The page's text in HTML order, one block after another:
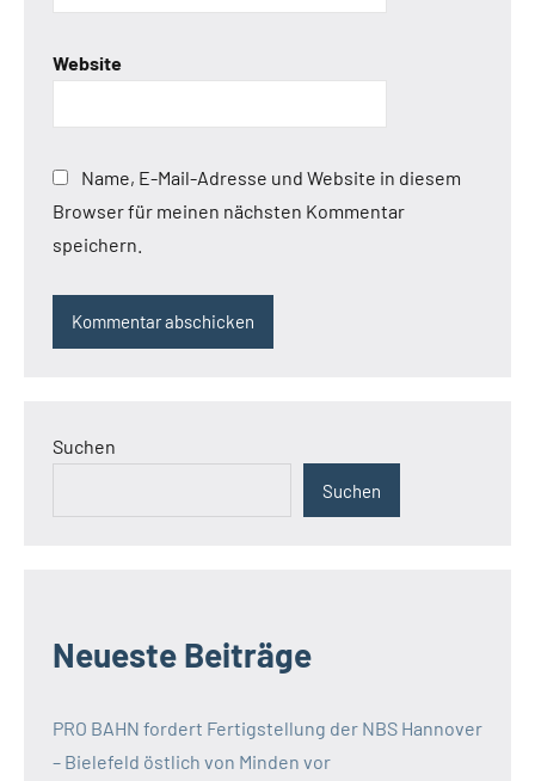
Website
Name, E-Mail-Adresse und Website in diesem
Browser für meinen nächsten Kommentar
speichern.
Suchen
Suchen
Neueste Beiträge
PRO BAHN fordert Fertigstellung der NBS Hannover
– Bielefeld östlich von Minden vor